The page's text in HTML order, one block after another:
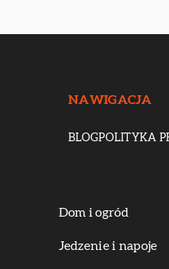
NAWIGACJA
BLOGPOLITYKA
Dom i ogród
Jedzenie i napoje